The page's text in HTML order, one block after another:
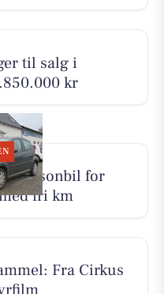
til salg i
kr
personbil for
fri km
Fra Cirkus